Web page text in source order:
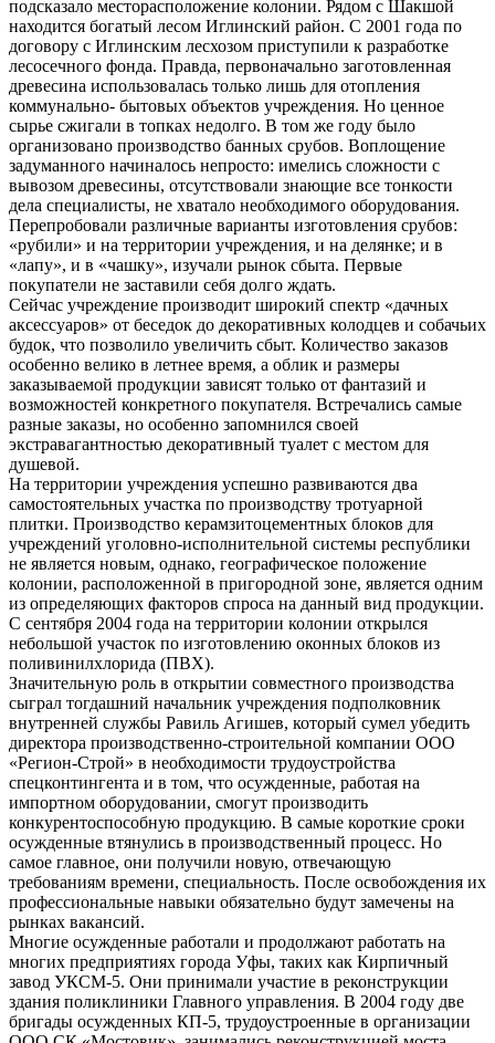
подсказало месторасположение колонии. Рядом с Шакшой
находится богатый лесом Иглинский район. С 2001 года по
договору с Иглинским лесхозом приступили к разработке
лесосечного фонда. Правда, первоначально заготовленная
древесина использовалась только лишь для отопления
коммунально- бытовых объектов учреждения. Но ценное
сырье сжигали в топках недолго. В том же году было
организовано производство банных срубов. Воплощение
задуманного начиналось непросто: имелись сложности с
вывозом древесины, отсутствовали знающие все тонкости
дела специалисты, не хватало необходимого оборудования.
Перепробовали различные варианты изготовления срубов:
«рубили» и на территории учреждения, и на делянке; и в
«лапу», и в «чашку», изучали рынок сбыта. Первые
покупатели не заставили себя долго ждать.
Сейчас учреждение производит широкий спектр «дачных
аксессуаров» от беседок до декоративных колодцев и собачьих
будок, что позволило увеличить сбыт. Количество заказов
особенно велико в летнее время, а облик и размеры
заказываемой продукции зависят только от фантазий и
возможностей конкретного покупателя. Встречались самые
разные заказы, но особенно запомнился своей
экстравагантностью декоративный туалет с местом для
душевой.
На территории учреждения успешно развиваются два
самостоятельных участка по производству тротуарной
плитки. Производство керамзитоцементных блоков для
учреждений уголовно-исполнительной системы республики
не является новым, однако, географическое положение
колонии, расположенной в пригородной зоне, является одним
из определяющих факторов спроса на данный вид продукции.
С сентября 2004 года на территории колонии открылся
небольшой участок по изготовлению оконных блоков из
поливинилхлорида (ПВХ).
Значительную роль в открытии совместного производства
сыграл тогдашний начальник учреждения подполковник
внутренней службы Равиль Агишев, который сумел убедить
директора производственно-строительной компании ООО
«Регион-Строй» в необходимости трудоустройства
спецконтингента и в том, что осужденные, работая на
импортном оборудовании, смогут производить
конкурентоспособную продукцию. В самые короткие сроки
осужденные втянулись в производственный процесс. Но
самое главное, они получили новую, отвечающую
требованиям времени, специальность. После освобождения их
профессиональные навыки обязательно будут замечены на
рынках вакансий.
Многие осужденные работали и продолжают работать на
многих предприятиях города Уфы, таких как Кирпичный
завод УКСМ-5. Они принимали участие в реконструкции
здания поликлиники Главного управления. В 2004 году две
бригады осужденных КП-5, трудоустроенные в организации